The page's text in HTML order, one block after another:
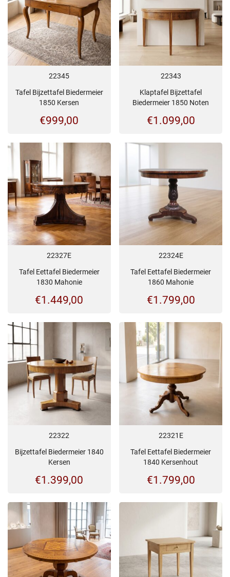
22345
Tafel Bijzettafel Biedermeier
1850 Kersen
€999,00
22343
Klaptafel Bijzettafel
Biedermeier 1850 Noten
€1.099,00
22327E
Tafel Eettafel Biedermeier
1830 Mahonie
€1.449,00
22324E
Tafel Eettafel Biedermeier
1860 Mahonie
€1.799,00
22322
Bijzettafel Biedermeier 1840
Kersen
€1.399,00
22321E
Tafel Eettafel Biedermeier
1840 Kersenhout
€1.799,00